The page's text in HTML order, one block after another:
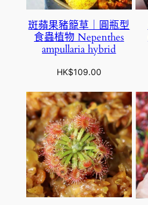
斑蘋果豬籠草｜圓瓶型
食蟲植物 Nepenthes
ampullaria hybrid
HK$109.00